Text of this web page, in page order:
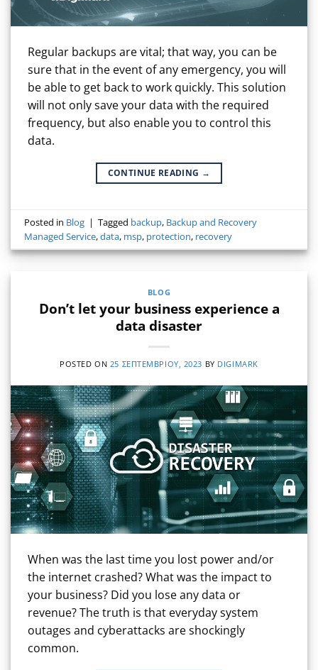
Regular backups are vital; that way, you can be
sure that in the event of any emergency, you will
be able to get back to work quickly. This solution
will not only save your data with the required
frequency, but also enable you to control this
data.
CONTINUE READING →
Posted in Blog | Tagged backup, Backup and Recovery
Managed Service,data, msp, protection, recovery
BLOG
Don’t let your business experience a
data disaster
POSTED ON 25 ΣΕΠΤΕΜΒΡΊΟΥ, 2023 BY DIGIMARK
When was the last time you lost power and/or
the internet crashed? What was the impact to
your business? Did you lose any data or
revenue? The truth is that everyday system
outages and cyberattacks are shockingly
common.